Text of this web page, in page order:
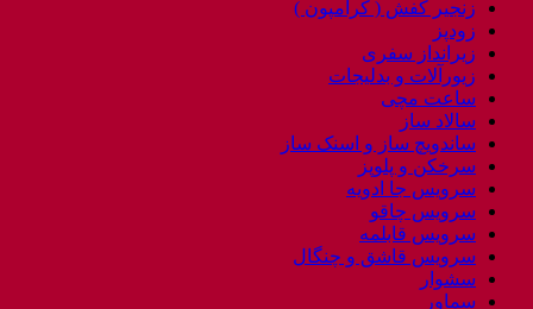
زنجیر کفش ( کرامپون )
زودپز
زیرانداز سفری
زیورآلات و بدلیجات
ساعت مچی
سالاد ساز
ساندویچ ساز و اسنک ساز
سرخکن و پلوپز
سرویس جا ادویه
سرویس چاقو
سرویس قابلمه
سرویس قاشق و چنگال
سشوار
سماور